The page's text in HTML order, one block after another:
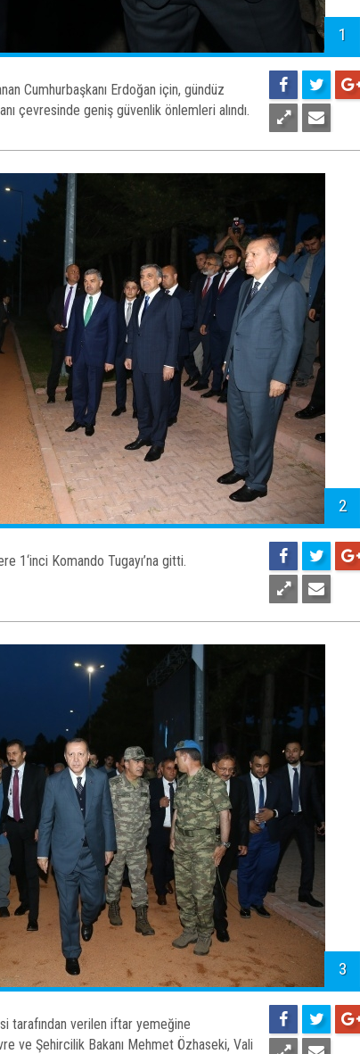
1
Cumhurbaşkanı Erdoğan için, gündüz
çevresinde geniş güvenlik önlemleri alındı.
2
1‘inci Komando Tugayı’na gitti.
3
tarafından verilen iftar yemeğine
ve Şehircilik Bakanı Mehmet Özhaseki, Vali